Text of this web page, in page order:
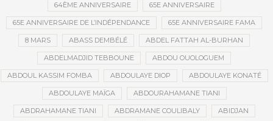
64ÈME ANNIVERSAIRE 65E ANNIVERSAIRE
65E ANNIVERSAIRE DE L’INDÉPENDANCE 65E ANNIVERSAIRE FAMA
8 MARS ABASS DEMBÉLÉ ABDEL FATTAH AL-BURHAN
ABDELMADJID TEBBOUNE ABDOU OUOLOGUEM
ABDOUL KASSIM FOMBA ABDOULAYE DIOP ABDOULAYE KONATÉ
ABDOULAYE MAÏGA ABDOURAHAMANE TIANI
ABDRAHAMANE TIANI ABDRAMANE COULIBALY ABIDJAN